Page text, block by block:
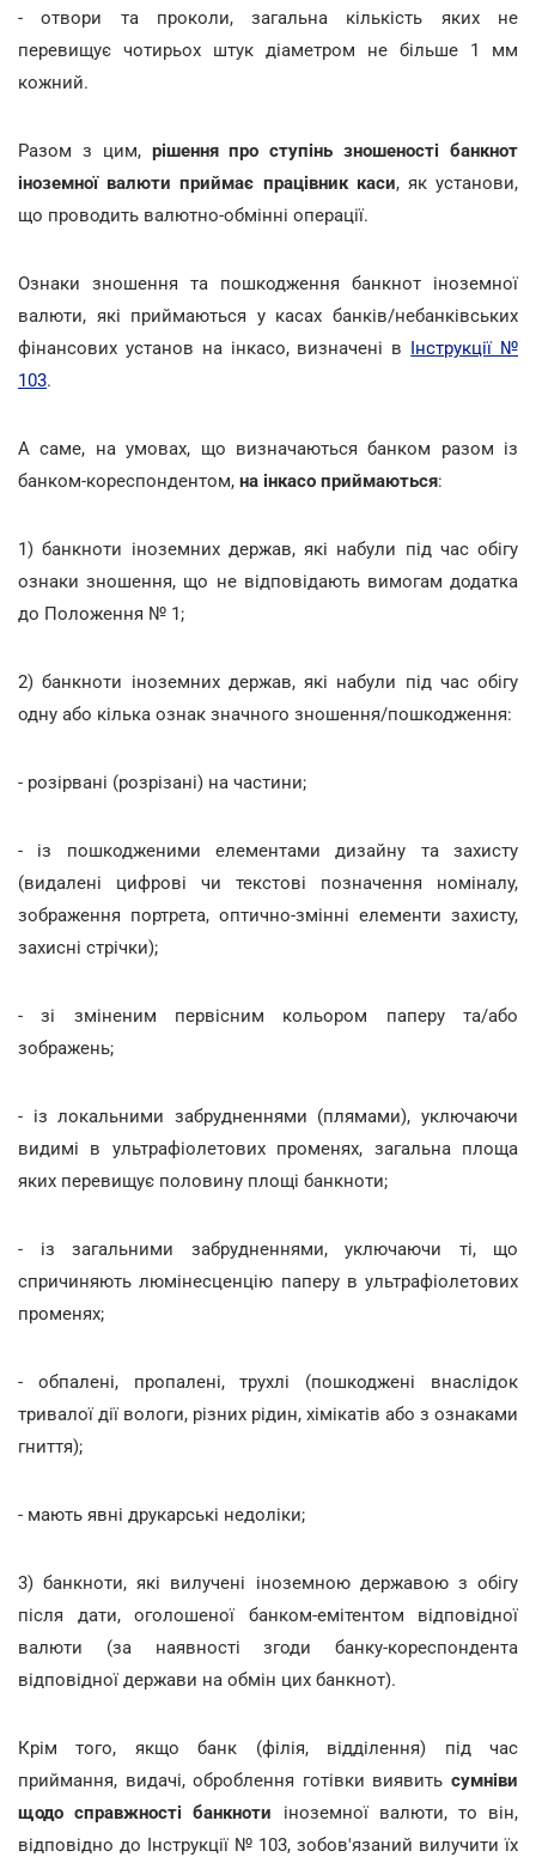
- отвори та проколи, загальна кількість яких не
перевищує чотирьох штук діаметром не більше 1 мм
кожний.
Разом з цим, рішення про ступінь зношеності банкнот
іноземної валюти приймає працівник каси, як установи,
що проводить валютно-обмінні операції.
Ознаки зношення та пошкодження банкнот іноземної
валюти, які приймаються у касах банків/небанківських
фінансових установ на інкасо, визначені в Інструкції №
103.
А саме, на умовах, що визначаються банком разом із
банком-кореспондентом, на інкасо приймаються:
1) банкноти іноземних держав, які набули під час обігу
ознаки зношення, що не відповідають вимогам додатка
до Положення № 1;
2) банкноти іноземних держав, які набули під час обігу
одну або кілька ознак значного зношення/пошкодження:
- розірвані (розрізані) на частини;
- із пошкодженими елементами дизайну та захисту
(видалені цифрові чи текстові позначення номіналу,
зображення портрета, оптично-змінні елементи захисту,
захисні стрічки);
- зі зміненим первісним кольором паперу та/або
зображень;
- із локальними забрудненнями (плямами), уключаючи
видимі в ультрафіолетових променях, загальна площа
яких перевищує половину площі банкноти;
- із загальними забрудненнями, уключаючи ті, що
спричиняють люмінесценцію паперу в ультрафіолетових
променях;
- обпалені, пропалені, трухлі (пошкоджені внаслідок
тривалої дії вологи, різних рідин, хімікатів або з ознаками
гниття);
- мають явні друкарські недоліки;
3) банкноти, які вилучені іноземною державою з обігу
після дати, оголошеної банком-емітентом відповідної
валюти (за наявності згоди банку-кореспондента
відповідної держави на обмін цих банкнот).
Крім того, якщо банк (філія, відділення) під час
приймання, видачі, оброблення готівки виявить сумніви
щодо справжності банкноти іноземної валюти, то він,
відповідно до Інструкції № 103, зобов'язаний вилучити їх